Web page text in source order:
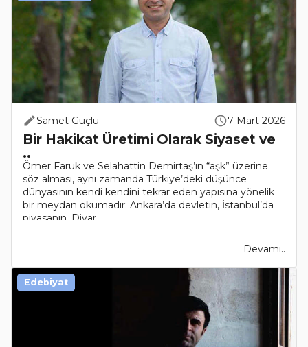
Samet Güçlü 7 Mart 2026
Bir Hakikat Üretimi Olarak Siyaset ve
..
Ömer Faruk ve Selahattin Demirtaş’ın “aşk” üzerine
söz alması, aynı zamanda Türkiye’deki düşünce
dünyasının kendi kendini tekrar eden yapısına yönelik
bir meydan okumadır: Ankara’da devletin, İstanbul’da
piyasanın, Diyar..
Devamı..
Edebiyat